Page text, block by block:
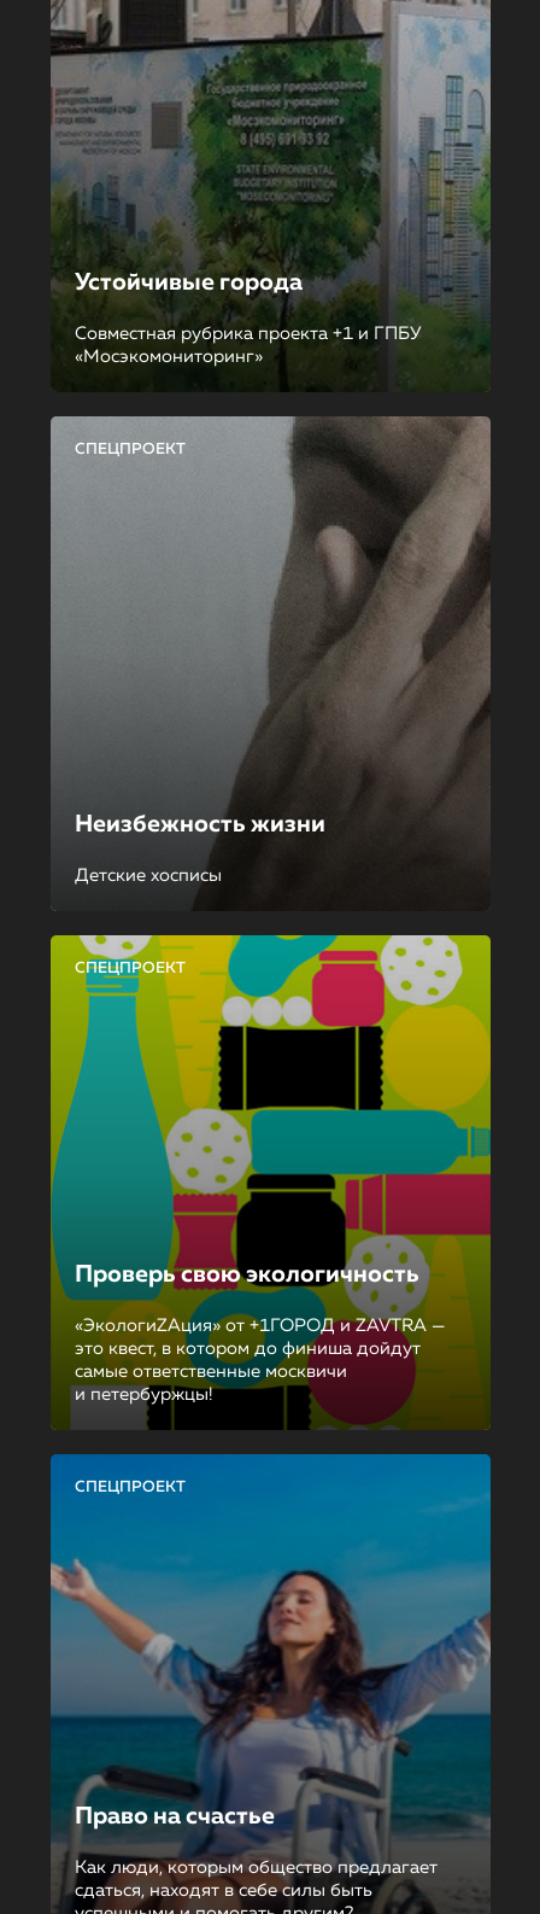
Устойчивые города
Совместная рубрика проекта +1 и ГПБУ
«Мосэкомониторинг»
СПЕЦПРОЕКТ
Неизбежность жизни
Детские хосписы
СПЕЦПРОЕКТ
Проверь свою экологичность
«ЭкологиZAция» от +1ГОРОД и ZAVTRA —
это квест, в котором до финиша дойдут
самые ответственные москвичи
и петербуржцы!
СПЕЦПРОЕКТ
Право на счастье
Как люди, которым общество предлагает
сдаться, находят в себе силы быть